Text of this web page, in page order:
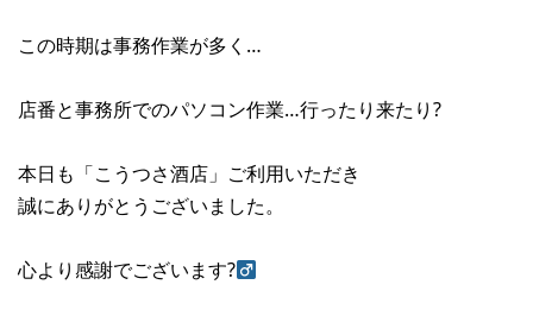
この時期は事務作業が多く…
店番と事務所でのパソコン作業…行ったり来たり?
本日も「こうつさ酒店」ご利用いただき
誠にありがとうございました。
心より感謝でございます?‍